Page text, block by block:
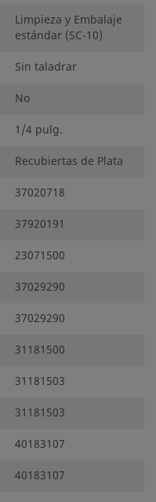
Limpieza y Embalaje
estándar (SC-10)
Sin taladrar
No
1/4 pulg.
Recubiertas de Plata
37020718
37920191
23071500
37029290
37029290
31181500
31181503
31181503
40183107
40183107